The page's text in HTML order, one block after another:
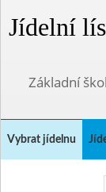
Jídelní
Základní
Vybrat jídelnu